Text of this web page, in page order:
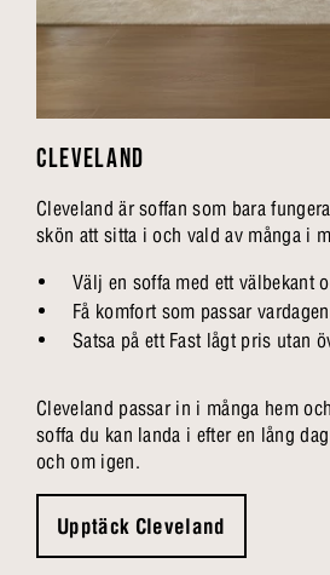
CLEVELAND
Cleveland är soffan som bara
skön att sitta i och vald av många i
Välj en soffa med ett välbekant
Få komfort som passar vardagen
Satsa på ett Fast lågt pris utan
Cleveland passar in i många hem
soffa du kan landa i efter en lång
och om igen.
Upptäck Cleveland